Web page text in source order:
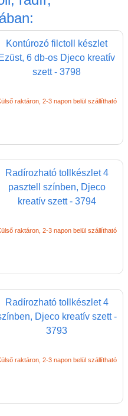
Kontúrozó filctoll készlet
Ezüst, 6 db-os Djeco kreatív
szett - 3798
raktáron, 2-3 napon belül szállítható
Radírozható tollkészlet 4
pasztell színben, Djeco
kreatív szett - 3794
raktáron, 2-3 napon belül szállítható
Radírozható tollkészlet 4
Djeco kreatív szett -
3793
raktáron, 2-3 napon belül szállítható
Játék hangszer
rollerek
Intelligens gyurma
Iskolaszerek
Djeco kreatív játékok
Papír írószer, kreatív
eszközök, rajzeszközök
gyerekeknek
Dekor ragasztószalag
Djeco papír írószer
Festék gyerekeknek,
Füzet, iskolafüzet